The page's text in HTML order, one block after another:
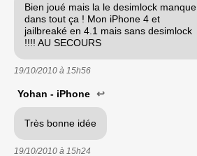
Bien joué mais la le desimlock manque
dans tout ça ! Mon iPhone 4 et
jailbreaké en 4.1 mais sans desimlock
!!!! AU SECOURS
19/10/2010 à 15h56
Yohan - iPhone ↩
Très bonne idée
19/10/2010 à 15h24